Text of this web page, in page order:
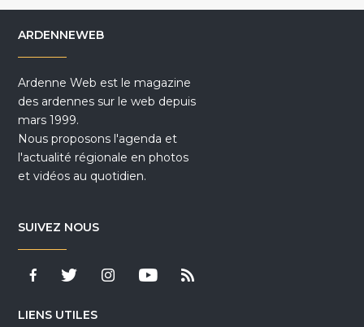
ARDENNEWEB
Ardenne Web est le magazine
des ardennes sur le web depuis
mars 1999.
Nous proposons l'agenda et
l'actualité régionale en photos
et vidéos au quotidien.
SUIVEZ NOUS
LIENS UTILES